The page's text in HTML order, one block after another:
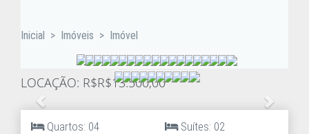
Inicial > Imóveis > Imóvel
LOCAÇÃO: R$R$13.500,00
Anterior
Quartos: 04
Suítes: 02